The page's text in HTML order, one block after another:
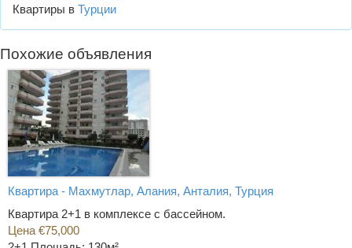
Квартиры в Турции
Похожие объявления
Квартира - Махмутлар, Алания, Анталия, Турция
Квартира 2+1 в комплексе с бассейном.
Цена €75,000